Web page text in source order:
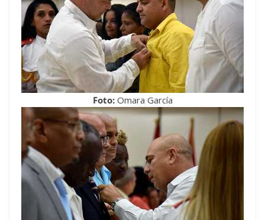
Foto: Omara García